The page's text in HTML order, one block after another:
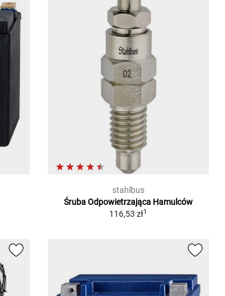
stahlbus
Śruba Odpowietrzająca Hamulców
116,53 zł1